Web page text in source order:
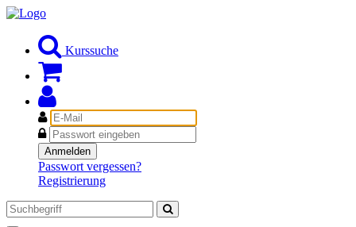
Kurssuche
E-
Mail
Passwort
Anmelden
Passwort vergessen?
Registrierung